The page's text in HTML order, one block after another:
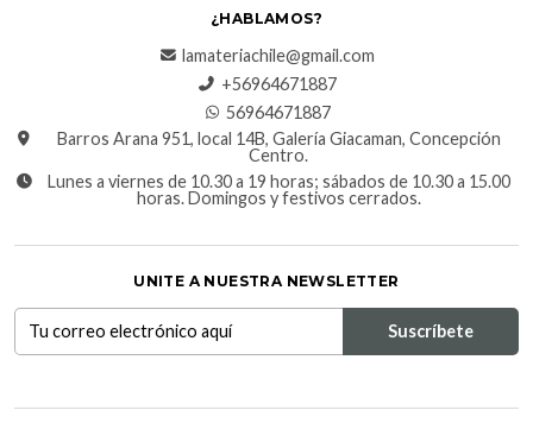
¿HABLAMOS?
lamateriachile@gmail.com
+56964671887
56964671887
Barros Arana 951, local 14B, Galería Giacaman, Concepción
Centro.
Lunes a viernes de 10.30 a 19 horas; sábados de 10.30 a 15.00
horas. Domingos y festivos cerrados.
UNITE A NUESTRA NEWSLETTER